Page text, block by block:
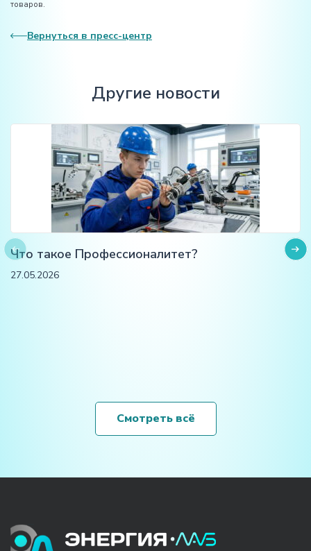
товаров.
Вернуться в пресс-центр
Другие новости
Что такое Профессионалитет?
27.05.2026
Смотреть всё